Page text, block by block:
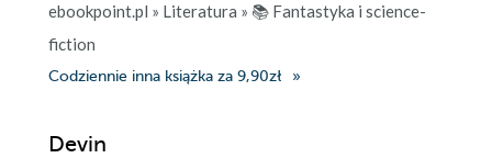
ebookpoint.pl » Literatura » 📚 Fantastyka i science-
fiction
Codziennie inna książka za 9,90zł
Devin